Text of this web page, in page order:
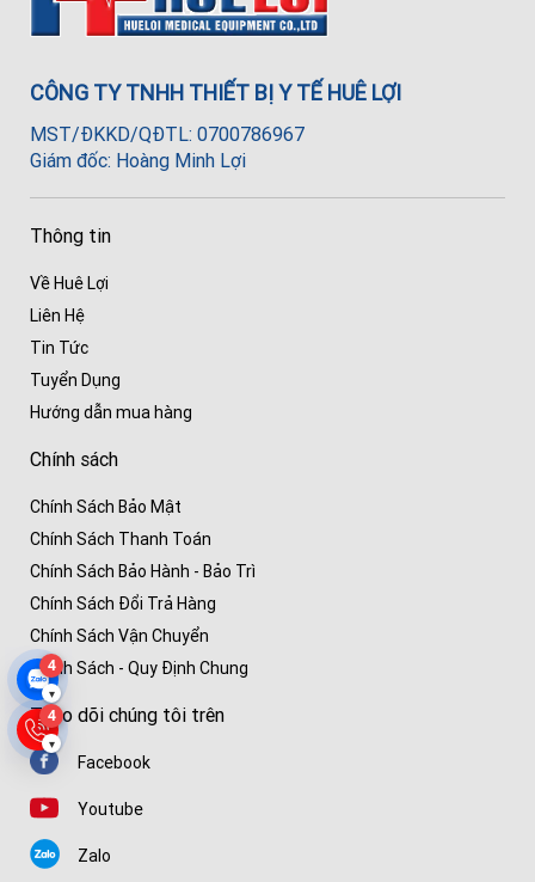
4
▾
4
▾
CÔNG TY TNHH THIẾT BỊ Y TẾ HUÊ LỢI
MST/ĐKKD/QĐTL: 0700786967
Giám đốc: Hoàng Minh Lợi
Thông tin
Về Huê Lợi
Liên Hệ
Tin Tức
Tuyển Dụng
Hướng dẫn mua hàng
Chính sách
Chính Sách Bảo Mật
Chính Sách Thanh Toán
Chính Sách Bảo Hành - Bảo Trì
Chính Sách Đổi Trả Hàng
Chính Sách Vận Chuyển
Chính Sách - Quy Định Chung
Theo dõi chúng tôi trên
Facebook
Youtube
Zalo